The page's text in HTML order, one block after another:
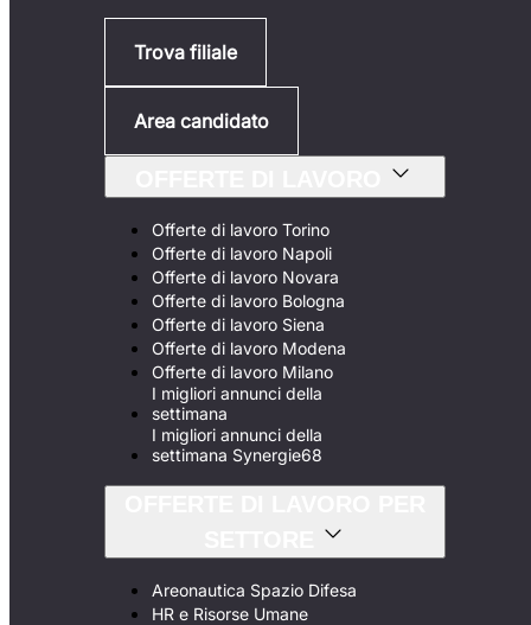
Trova filiale
Area candidato
Offerte di lavoro Torino
Offerte di lavoro Napoli
Offerte di lavoro Novara
Offerte di lavoro Bologna
Offerte di lavoro Siena
Offerte di lavoro Modena
Offerte di lavoro Milano
I migliori annunci della
settimana
I migliori annunci della
settimana Synergie68
Areonautica Spazio Difesa
HR e Risorse Umane